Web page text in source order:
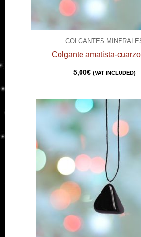
COLGANTES
Colgante amatista-
5,00€ (VAT INCLUDED)